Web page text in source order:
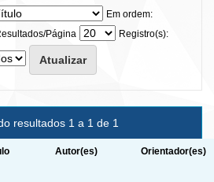
Em ordem:
Página
Registro(s):
resultados 1 a 1 de 1
Autor(es) Orientador(es)